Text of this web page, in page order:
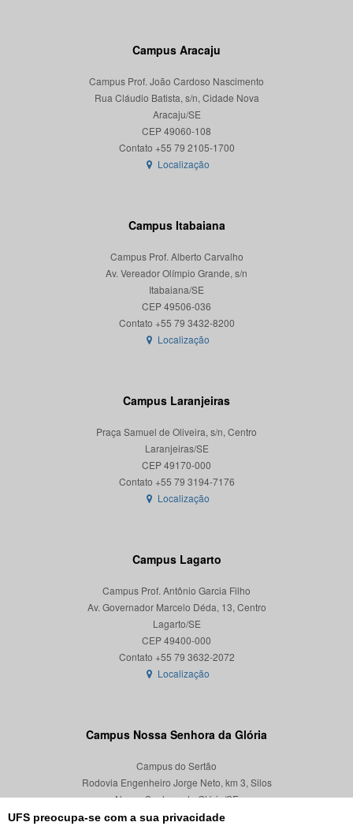
UFS preocupa-se com a sua privacidade
Campus Aracaju
Campus Prof. João Cardoso Nascimento
Rua Cláudio Batista, s/n, Cidade Nova
Aracaju/SE
CEP 49060-108
Localização
Campus Itabaiana
Campus Prof. Alberto Carvalho
Av. Vereador Olímpio Grande, s/n
Itabaiana/SE
CEP 49506-036
Localização
Campus Laranjeiras
Praça Samuel de Oliveira, s/n, Centro
Laranjeiras/SE
CEP 49170-000
Localização
Campus Lagarto
Campus Prof. Antônio Garcia Filho
Av. Governador Marcelo Déda, 13, Centro
Lagarto/SE
CEP 49400-000
Localização
Campus Nossa Senhora da Glória
Campus do Sertão
Rodovia Engenheiro Jorge Neto, km 3, Silos
Nossa Senhora da Glória/SE
CEP 49680-000